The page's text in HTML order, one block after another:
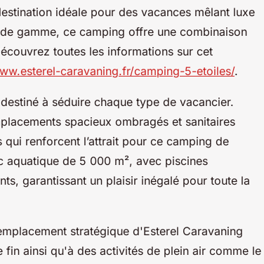
idéale pour des vacances mêlant luxe
gamme, ce camping offre une combinaison
toutes les informations sur cet
caravaning.fr/camping-5-etoiles/.
à séduire chaque type de vacancier.
spacieux ombragés et sanitaires
renforcent l’attrait pour ce camping de
aquatique de 5 000 m², avec piscines
garantissant un plaisir inégalé pour toute la
stratégique d'Esterel Caravaning
fin ainsi qu'à des activités de plein air comme le